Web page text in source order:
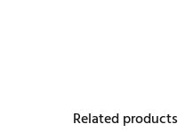
Related products